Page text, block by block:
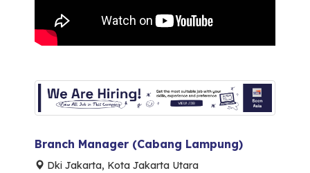
Branch Manager (Cabang Lampung)
Dki Jakarta, Kota Jakarta Utara